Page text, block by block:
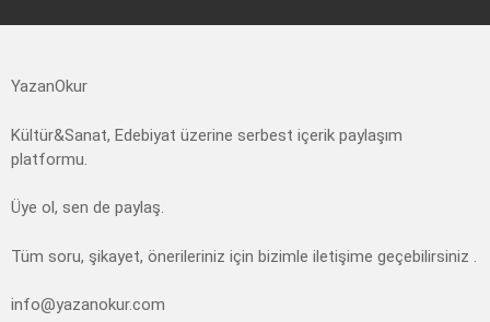
YazanOkur
Kültür&Sanat, Edebiyat üzerine serbest içerik paylaşım
platformu.
Üye ol, sen de paylaş.
Tüm soru, şikayet, önerileriniz için bizimle iletişime geçebilirsiniz .
info@yazanokur.com